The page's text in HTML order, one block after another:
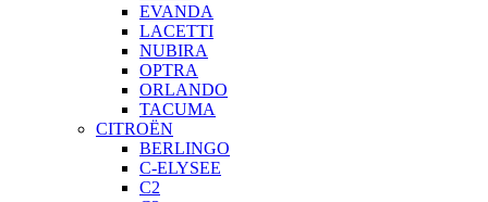
EVANDA
LACETTI
NUBIRA
OPTRA
ORLANDO
TACUMA
CITROËN
BERLINGO
C-ELYSEE
C2